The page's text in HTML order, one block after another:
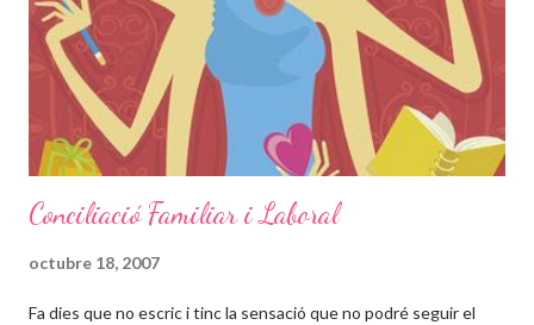
tancada els va passar en una única "habitació"... no em puc
imaginar en quin estat psicologic deu estar aquesta dona que
ara té 42 anys. Com no s'ha pog...
Conciliació Familiar i Laboral
octubre 18, 2007
Fa dies que no escric i tinc la sensació que no podré seguir el